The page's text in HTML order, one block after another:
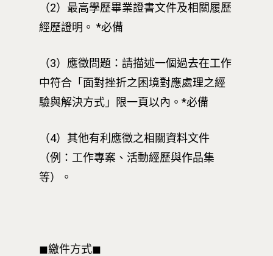
（2）最高學歷畢業證書文件及相關履歷
經歷證明。 *必備
（3）應徵問題：請描述一個過去在工作
中符合「面對挫折之困境對應處理之經
驗與解決方式」限一頁以內。*必備
（4）其他有利應徵之相關資料文件
（例：工作專案、活動經歷與作品集
等）。
◼︎繳件方式◼︎
最新消息